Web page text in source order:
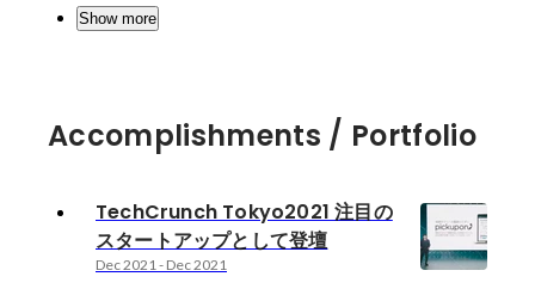
Show more
Accomplishments / Portfolio
TechCrunch Tokyo2021 注目の
スタートアップとして登壇
Dec 2021 - Dec 2021